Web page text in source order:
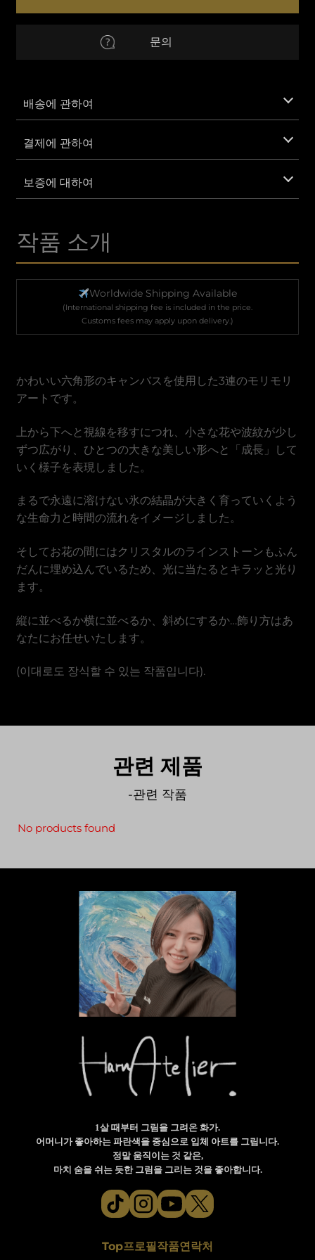
EUR
IDR
KRW
VND
베트남 동
량
문의
배송에 관하여
결제에 관하여
보증에 대하여
작품 소개
Worldwide Shipping Available
(International shipping fee is included in the price.
Customs fees may apply upon delivery.)
かわいい六角形のキャンバスを使用した3連のモリモリ
アートです。
上から下へと視線を移すにつれ、小さな花や波紋が少し
ずつ広がり、ひとつの大きな美しい形へと「成長」して
いく様子を表現しました。
まるで永遠に溶けない氷の結晶が大きく育っていくよう
な生命力と時間の流れをイメージしました。
そしてお花の間にはクリスタルのラインストーンもふん
だんに埋め込んでいるため、光に当たるとキラッと光り
ます。
縦に並べるか横に並べるか、斜めにするか…飾り方はあ
なたにお任せいたします。
(이대로도 장식할 수 있는 작품입니다).
관련 제품
-관련 작품
No products found
1살 때부터 그림을 그려온 화가.
어머니가 좋아하는 파란색을 중심으로 입체 아트를 그립니다.
정말 움직이는 것 같은,
마치 숨을 쉬는 듯한 그림을 그리는 것을 좋아합니다.
Top프로필 작품연락처